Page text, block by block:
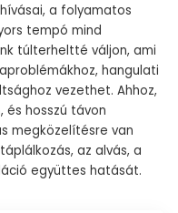
a folyamatos
tempó mind
túlterheltté váljon, ami
hangulati
vezethet. Ahhoz,
és hosszú távon
megközelítésre van
az alvás, a
együttes hatását.